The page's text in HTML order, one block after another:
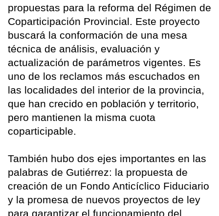
propuestas para la reforma del Régimen de
Coparticipación Provincial. Este proyecto
buscará la conformación de una mesa
técnica de análisis, evaluación y
actualización de parámetros vigentes. Es
uno de los reclamos más escuchados en
las localidades del interior de la provincia,
que han crecido en población y territorio,
pero mantienen la misma cuota
coparticipable.
También hubo dos ejes importantes en las
palabras de Gutiérrez: la propuesta de
creación de un Fondo Anticíclico Fiduciario
y la promesa de nuevos proyectos de ley
para garantizar el funcionamiento del